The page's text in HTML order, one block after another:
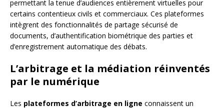
permettant la tenue d’audiences entièrement virtuelles pour
certains contentieux civils et commerciaux. Ces plateformes
intègrent des fonctionnalités de partage sécurisé de
documents, d’authentification biométrique des parties et
d’enregistrement automatique des débats.
L’arbitrage et la médiation réinventés
par le numérique
Les plateformes d’arbitrage en ligne connaissent un